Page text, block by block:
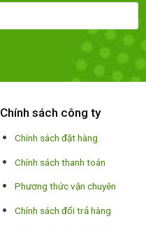
Chính sách công ty
Chính sách đặt hàng
Chính sách thanh toán
Phương thức vận chuyên
Chính sách đổi trả hàng